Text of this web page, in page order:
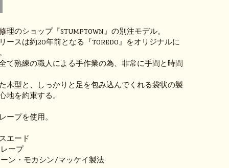
理のショップ『STUMPTOWN』の別注モデル。
ースは約20年前となる『TOREDO』をオリジナルに
て熟練の職人による手作業の為、非常に手間と時間
木型と、しっかりと足を包み込んでくれる袋状の製
地を約束する。
ープを使用。
エード
ープ
ン・モカシン/マッケイ製法